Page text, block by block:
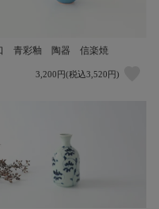
青彩釉 陶器 信楽焼
3,200円(税込3,520円)